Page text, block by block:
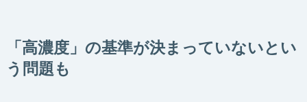
「高濃度」の基準が決まっていないとい
う問題も